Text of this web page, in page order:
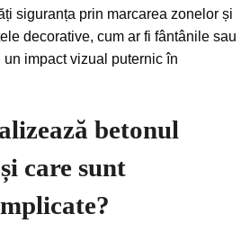
siguranța prin marcarea zonelor și
decorative, cum ar fi fântânile sau
impact vizual puternic în
betonul
care sunt